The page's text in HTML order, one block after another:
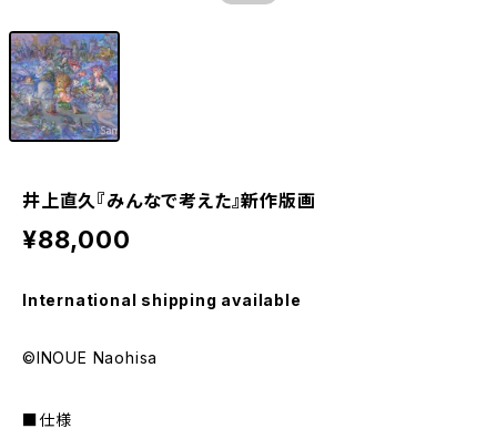
井上直久『みんなで考えた』新作版画
¥88,000
International shipping available
©INOUE Naohisa
■仕様